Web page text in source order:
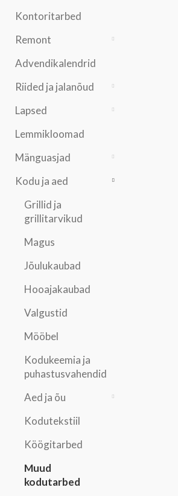
Kontoritarbed
Remont
Advendikalendrid
Riided ja jalanõud
Lapsed
Lemmikloomad
Mänguasjad
Kodu ja aed
Grillid ja
grillitarvikud
Magus
Jõulukaubad
Hooajakaubad
Valgustid
Mööbel
Kodukeemia ja
puhastusvahendid
Aed ja õu
Kodutekstiil
Köögitarbed
Muud
kodutarbed